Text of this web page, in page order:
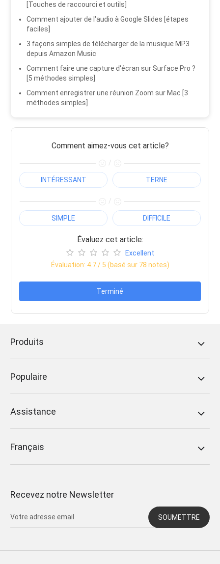
[Touches de raccourci et outils]
Comment ajouter de l'audio à Google Slides [étapes
faciles]
3 façons simples de télécharger de la musique MP3
depuis Amazon Music
Comment faire une capture d'écran sur Surface Pro ?
[5 méthodes simples]
Comment enregistrer une réunion Zoom sur Mac [3
méthodes simples]
Comment aimez-vous cet article?
/
INTÉRESSANT TERNE
/
SIMPLE DIFFICILE
Évaluez cet article:
Excellent
Évaluation: 4.7/ 5 (basé sur 78 notes)
Terminé
Produits
Populaire
Assistance
Français
Recevez notre Newsletter
SOUMETTRE